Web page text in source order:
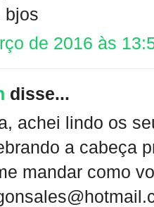
bjos
de 2016 às
disse...
achei lindo os
a cabeça
mandar como